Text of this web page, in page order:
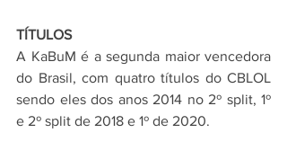
TÍTULOS
A KaBuM é a segunda maior vencedora
do Brasil, com quatro títulos do CBLOL
sendo eles dos anos 2014 no 2º split, 1º
e 2º split de 2018 e 1º de 2020.